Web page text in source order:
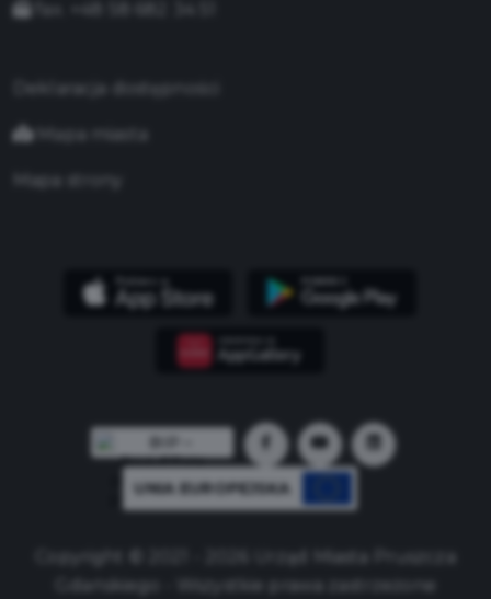
Deklaracja dostępności
Mapa miasta
Mapa strony
UNIA EUROPEJSKA